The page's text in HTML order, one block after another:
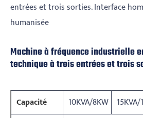
entrées et trois sorties. Interface
humanisée
Machine à fréquence industrielle
technique à trois entrées et trois
Capacité 10KVA/8KW